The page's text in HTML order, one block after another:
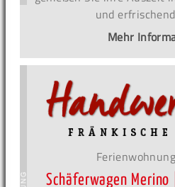
und
Mehr
Schäferwagen